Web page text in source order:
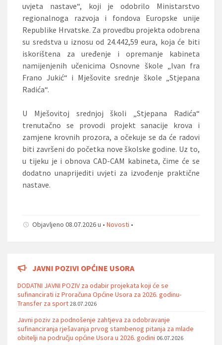
uvjeta nastave“, koji je odobrilo Ministarstvo
regionalnoga razvoja i fondova Europske unije
Republike Hrvatske. Za provedbu projekta odobrena
su sredstva u iznosu od 24.442,59 eura, koja će biti
iskorištena za uređenje i opremanje kabineta
namijenjenih učenicima Osnovne škole „Ivan fra
Frano Jukić“ i Mješovite srednje škole „Stjepana
Radića“.
U Mješovitoj srednjoj školi „Stjepana Radića“
trenutačno se provodi projekt sanacije krova i
zamjene krovnih prozora, a očekuje se da će radovi
biti završeni do početka nove školske godine. Uz to,
u tijeku je i obnova CAD-CAM kabineta, čime će se
dodatno unaprijediti uvjeti za izvođenje praktične
nastave.
Objavljeno 08.07.2026 u • Novosti •
JAVNI POZIVI OPĆINE USORA
DODATNI JAVNI POZIV za odabir projekata koji će se
sufinancirati iz Proračuna Općine Usora za 2026. godinu-
Transfer za sport 28.07.2026
Javni poziv za podnošenje zahtjeva za odobravanje
sufinanciranja rješavanja prvog stambenog pitanja za mlade
obitelji na području općine Usora u 2026. godini 06.07.2026